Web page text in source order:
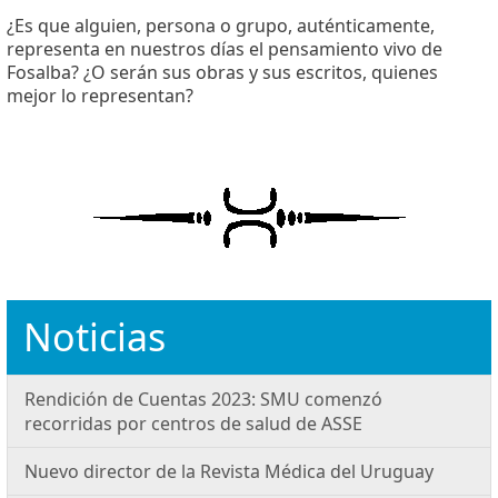
¿Es que alguien, persona o grupo, auténticamente,
representa en nuestros días el pensamiento vivo de
Fosalba? ¿O serán sus obras y sus escritos, quienes
mejor lo representan?
Noticias
Rendición de Cuentas 2023: SMU comenzó
recorridas por centros de salud de ASSE
Nuevo director de la Revista Médica del Uruguay